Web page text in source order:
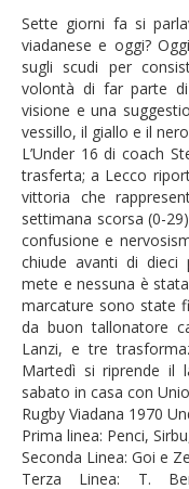
Sette giorni fa si
viadanese e oggi?
sugli scudi per
volontà di far parte di
visione e una
vessillo, il giallo e il
L’Under 16 di coach
trasferta; a Lecco
vittoria che
settimana scorsa (0-
confusione e
chiude avanti di
mete e nessuna è
marcature sono state
da buon tallonatore
Lanzi, e tre
Martedì si riprende il
sabato in casa con
Rugby Viadana 1970
Prima linea: Penci,
Seconda Linea: Goi e
Terza Linea: T.